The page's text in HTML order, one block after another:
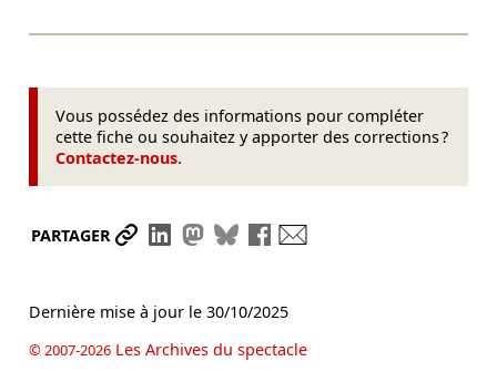
Vous possédez des informations pour compléter
cette fiche ou souhaitez y apporter des corrections ?
Contactez-nous.
PARTAGER Partager le lien
Partager sur LinkedIn
Partager sur Mastodon
Partager sur Bluesky
Partager sur Facebook
Dernière mise à jour le 30/10/2025
© 2007-2026Les Archives du spectacle